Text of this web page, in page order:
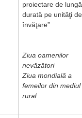
proiectare de lungă
durată pe unităţi de
învăţare”
Ziua oamenilor
nevăzători
Ziua mondială a
femeilor din mediul
rural